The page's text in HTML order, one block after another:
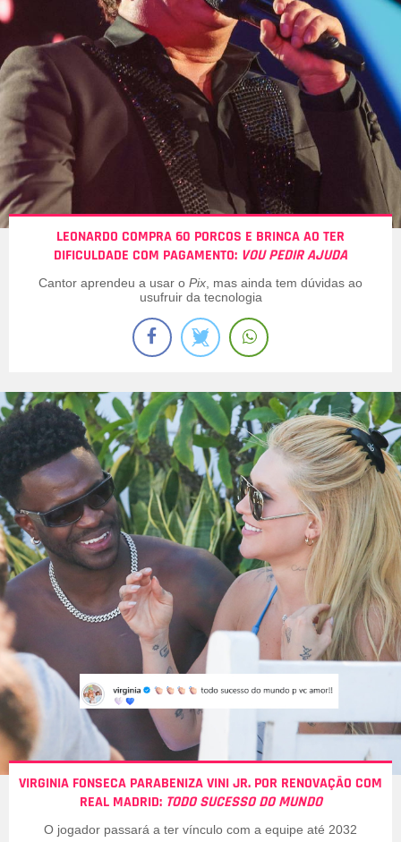
LEONARDO COMPRA 60 PORCOS E BRINCA AO TER
DIFICULDADE COM PAGAMENTO: VOU PEDIR AJUDA
Cantor aprendeu a usar o Pix , mas ainda tem dúvidas ao
usufruir da tecnologia
VIRGINIA FONSECA PARABENIZA VINI JR. POR RENOVAÇÃO COM
REAL MADRID: TODO SUCESSO DO MUNDO
O jogador passará a ter vínculo com a equipe até 2032